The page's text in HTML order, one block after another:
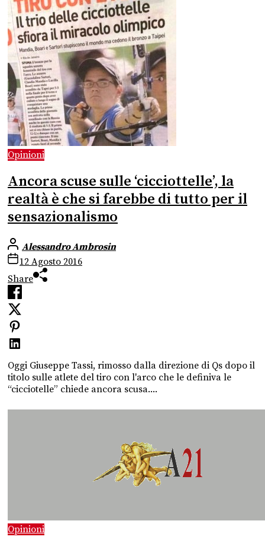
Opinioni
Ancora scuse sulle ‘cicciottelle’, la
realtà è che si farebbe di tutto per il
sensazionalismo
Alessandro Ambrosin
12 Agosto 2016
Share
Oggi Giuseppe Tassi, rimosso dalla direzione di Qs dopo il
titolo sulle atlete del tiro con l'arco che le definiva le
“cicciotelle” chiede ancora scusa....
Opinioni